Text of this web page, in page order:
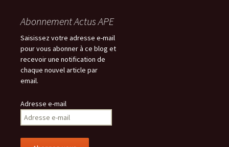
Abonnement Actus APE
Saisissez votre adresse e-mail
pour vous abonner à ce blog et
recevoir une notification de
chaque nouvel article par
email.
Adresse e-mail